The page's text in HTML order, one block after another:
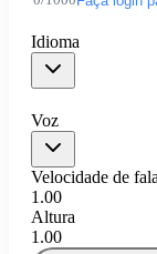
Idioma
Voz
Velocidade de
1.00
Altura
1.00